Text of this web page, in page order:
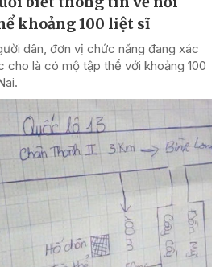
khoảng 100 liệt sĩ
dân, đơn vị chức năng đang xác
cho là có mộ tập thể với khoảng 100